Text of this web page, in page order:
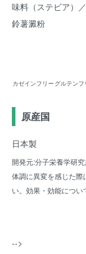
味料（ステビア）
鈴薯澱粉
カゼインフリー グルテンフ
原産国
日本製
開発元:分子栄養学研
体調に異変を感じた際
い。効果・効能につい
-->